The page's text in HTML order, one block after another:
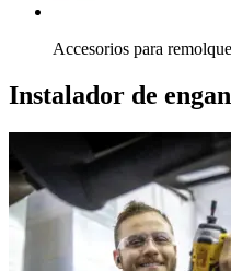
Accesorios para remolque
Instalador de